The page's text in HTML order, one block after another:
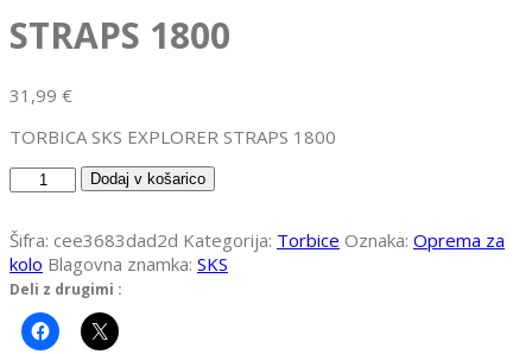
STRAPS 1800
31,99 €
TORBICA SKS EXPLORER STRAPS 1800
TORBICA
EXPLORER
STRAPS
1800
količina
Dodaj v košarico
Šifra: cee3683dad2d Kategorija: Torbice Oznaka: Oprema za
kolo Blagovna znamka: SKS
Deli z drugimi :